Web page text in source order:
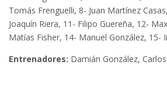
Tomás Frenguelli, 8- Juan Martínez
Joaquín Riera, 11- Filipo Guereña, 12-
Matías Fisher, 14- Manuel González, 15-
Entrenadores: Damián González,